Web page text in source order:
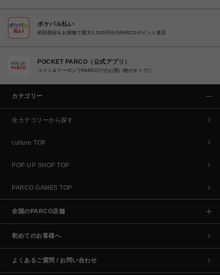
ポケパル払い
初回登録＆お買物で最大1,500円分のPARCOポイント進呈
POCKET PARCO（公式アプリ）
コイン＆クーポンでPARCOでのお買い物がオトクに
カテゴリー
全カテゴリーから探す
culture TOP
POP-UP SHOP TOP
PARCO GAMES TOP
全国のPARCO店舗
初めてのお客様へ
よくあるご質問 / お問い合わせ